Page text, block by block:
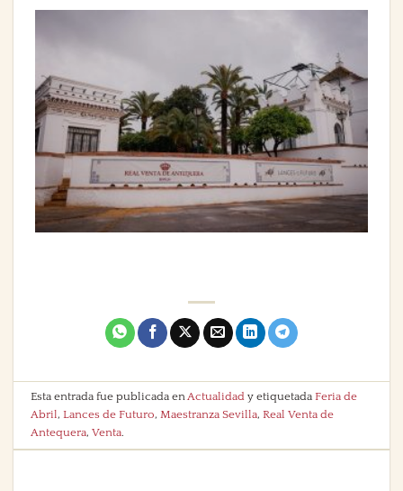
Esta entrada fue publicada enActualidad y etiquetadaFeria de
Abril,Lances de Futuro,Maestranza Sevilla,Real Venta de
Antequera,Venta.